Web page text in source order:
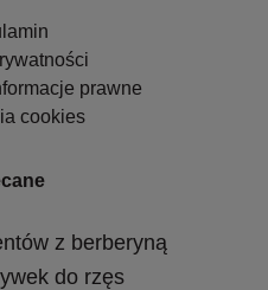
prawne
cookies
z berberyną
do rzęs